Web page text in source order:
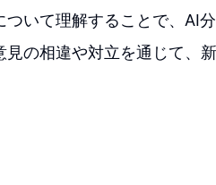
いて理解することで、AI分
の相違や対立を通じて、新